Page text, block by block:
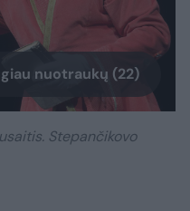
nuotraukų (22)
Stepančikovo